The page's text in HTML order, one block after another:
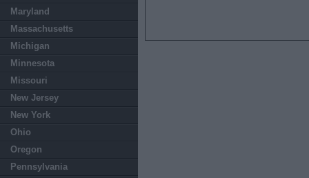
Maryland
Massachusetts
Michigan
Minnesota
Missouri
New Jersey
New York
Ohio
Oregon
Pennsylvania